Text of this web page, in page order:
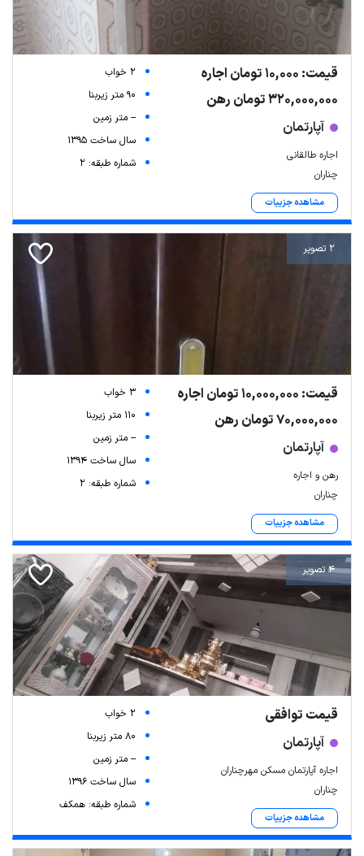
قیمت: 10,000 تومان اجاره
320,000,000 تومان رهن
آپارتمان
اجاره طالقانی
چناران
مشاهده جزییات
2 خواب
90 متر زیربنا
-- متر زمین
سال ساخت 1395
شماره طبقه: 2
2 تصویر
قیمت: 10,000,000 تومان اجاره
70,000,000 تومان رهن
آپارتمان
رهن و اجاره
چناران
مشاهده جزییات
3 خواب
110 متر زیربنا
-- متر زمین
سال ساخت 1394
شماره طبقه: 2
4 تصویر
قیمت توافقی
آپارتمان
اجاره آپارتمان مسکن مهرچناران
چناران
مشاهده جزییات
2 خواب
80 متر زیربنا
-- متر زمین
سال ساخت 1396
شماره طبقه: همکف